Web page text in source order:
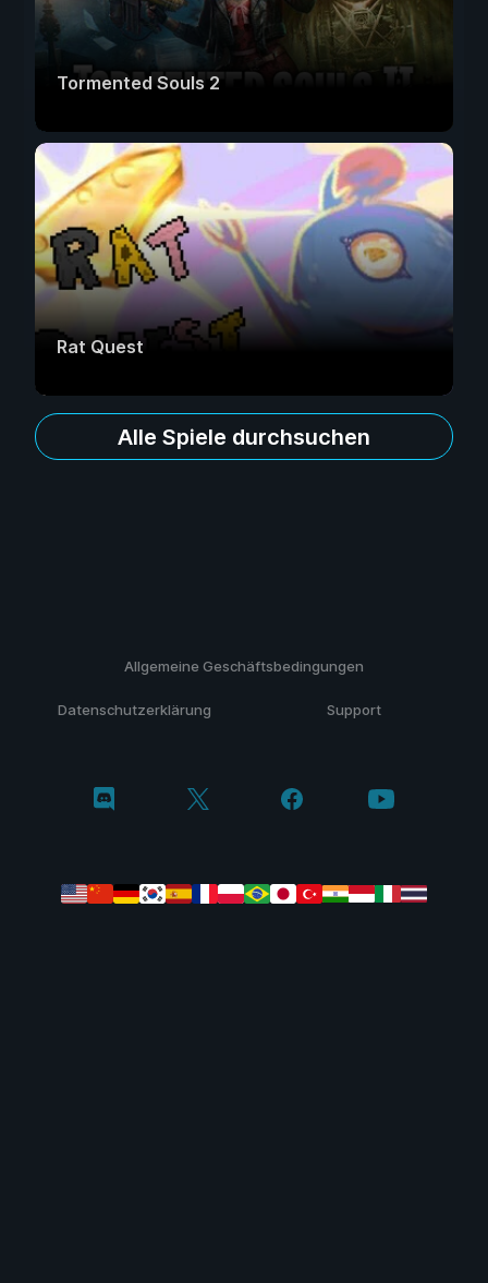
Tormented Souls 2
Rat Quest
Alle Spiele durchsuchen
Allgemeine Geschäftsbedingungen
Datenschutzerklärung Support